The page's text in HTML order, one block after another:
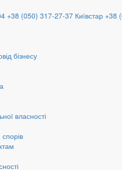
+38 (050) 317-27-37 Київстар
бізнесу
власності